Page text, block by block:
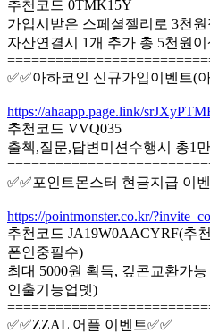
추천코드 0TMK15Y
가입시받은 스페셜젤리로 3천
자산연결시 1개 추가 총 5천원
✅✅아하코인 신규가입이벤트(
https://ahaapp.page.link/
추천코드 VVQ035
출첵,질문,답변미션수행시 총1
✅✅포인트몬스터 현금지급 이
https://pointmonster.co.kr/
추천코드 JA19W0AACYRF(추
폰인중필수)
최대 5000원 획득, 깊콘교환가
인출기능업뎃)
✅✅ZZAL 어플 이벤트✅✅